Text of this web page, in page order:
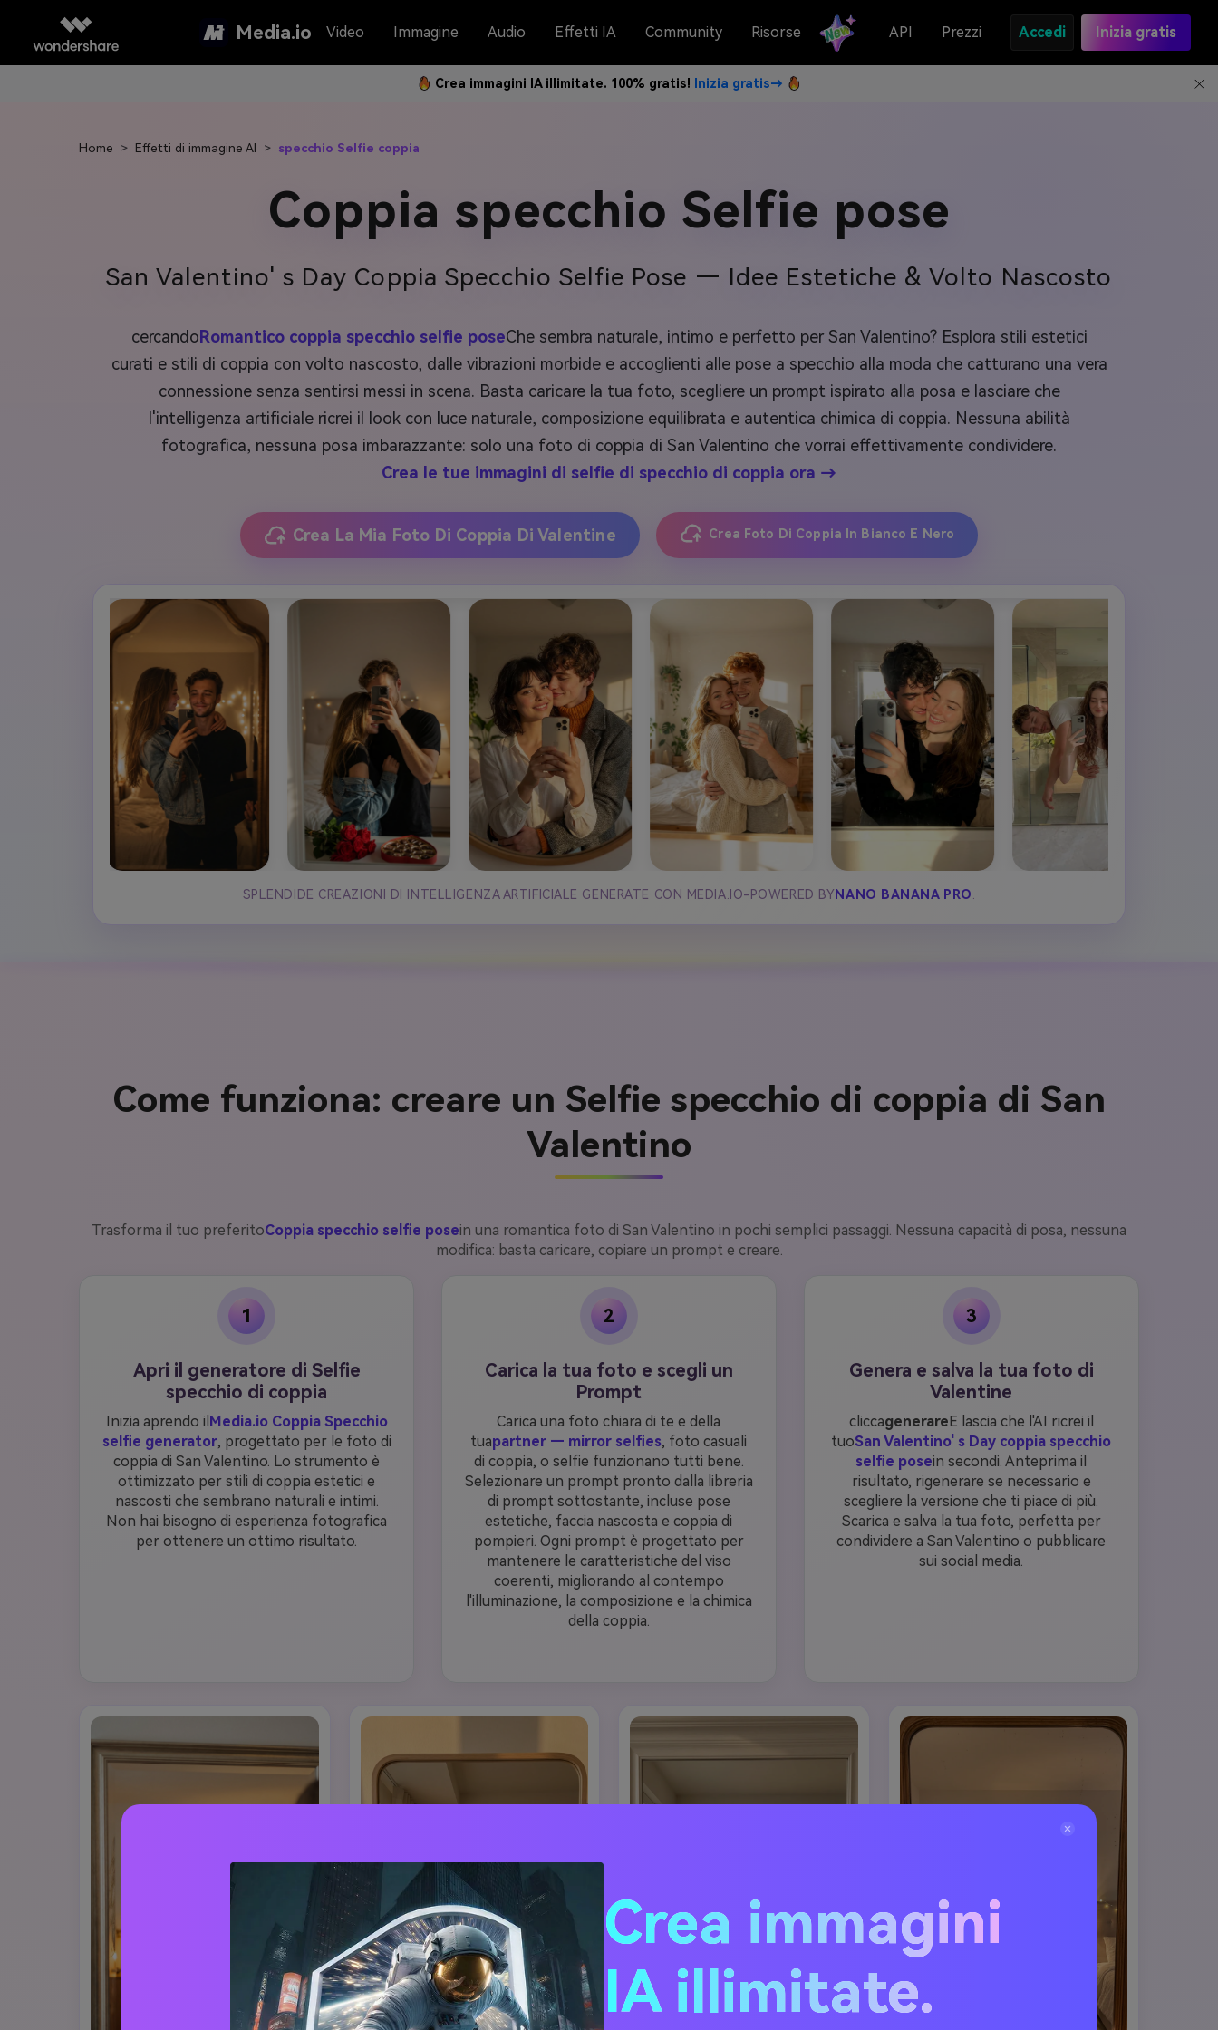
Media.io Video Immagine Audio Effetti IA Community Risorse API Prezzi Accedi Inizia gratis
Crea immagini IA illimitate. 100% gratis! Inizia gratis→
Home > Effetti di immagine AI > specchio Selfie coppia
Coppia specchio Selfie pose
San Valentino' s Day Coppia Specchio Selfie Pose — Idee Estetiche & Volto Nascosto
cercandoRomantico coppia specchio selfie poseChe sembra naturale, intimo e perfetto per San Valentino? Esplora stili estetici
curati e stili di coppia con volto nascosto, dalle vibrazioni morbide e accoglienti alle pose a specchio alla moda che catturano una vera
connessione senza sentirsi messi in scena. Basta caricare la tua foto, scegliere un prompt ispirato alla posa e lasciare che
l'intelligenza artificiale ricrei il look con luce naturale, composizione equilibrata e autentica chimica di coppia. Nessuna abilità
fotografica, nessuna posa imbarazzante: solo una foto di coppia di San Valentino che vorrai effettivamente condividere.
Crea le tue immagini di selfie di specchio di coppia ora →
Crea La Mia Foto Di Coppia Di Valentine Crea Foto Di Coppia In Bianco E Nero
SPLENDIDE CREAZIONI DI INTELLIGENZA ARTIFICIALE GENERATE CON MEDIA.IO-POWERED BY NANO BANANA PRO
Come funziona: creare un Selfie specchio di coppia di San
Valentino
Trasforma il tuo preferitoCoppia specchio selfie posein una romantica foto di San Valentino in pochi semplici passaggi. Nessuna capacità di posa, nessuna
modifica: basta caricare, copiare un prompt e creare.
1
Apri il generatore di Selfie
specchio di coppia
Inizia aprendo il Media.io Coppia Specchio
selfie generator, progettato per le foto di
coppia di San Valentino. Lo strumento è
ottimizzato per stili di coppia estetici e
nascosti che sembrano naturali e intimi.
Non hai bisogno di esperienza fotografica
per ottenere un ottimo risultato.
2
Carica la tua foto e scegli un
Prompt
Carica una foto chiara di te e della
tuapartner — mirror selfies, foto casuali
di coppia, o selfie funzionano tutti bene.
Selezionare un prompt pronto dalla libreria
di prompt sottostante, incluse pose
estetiche, faccia nascosta e coppia di
pompieri. Ogni prompt è progettato per
mantenere le caratteristiche del viso
coerenti, migliorando al contempo
l'illuminazione, la composizione e la chimica
della coppia.
3
Genera e salva la tua foto di
Valentine
cliccagenerareE lascia che l'AI ricrei il
tuoSan Valentino' s Day coppia specchio
selfie posein secondi. Anteprima il
risultato, rigenerare se necessario e
scegliere la versione che ti piace di più.
Scarica e salva la tua foto, perfetta per
condividere a San Valentino o pubblicare
sui social media.
Crea immagini
IA illimitate.